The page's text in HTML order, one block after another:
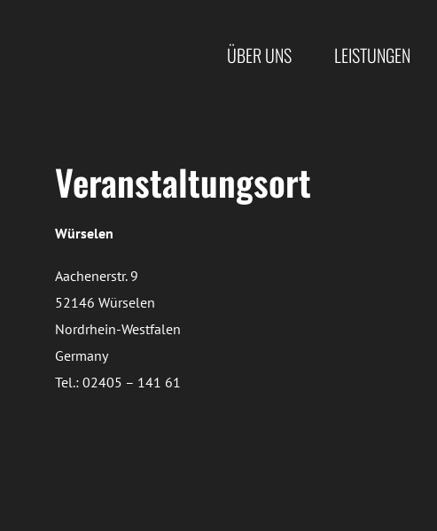
ÜBER UNS LEISTUNGEN
Veranstaltungsort
Würselen
Aachenerstr. 9
52146 Würselen
Nordrhein-Westfalen
Germany
Tel.: 02405 – 141 61